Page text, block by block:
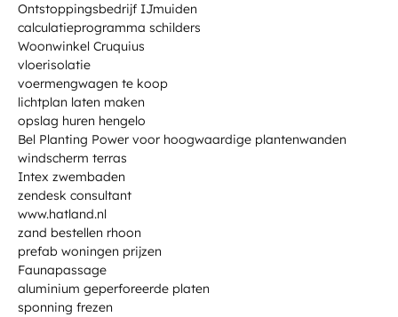
Ontstoppingsbedrijf IJmuiden
calculatieprogramma schilders
Woonwinkel Cruquius
vloerisolatie
voermengwagen te koop
lichtplan laten maken
opslag huren hengelo
Bel Planting Power voor hoogwaardige plantenwanden
windscherm terras
Intex zwembaden
zendesk consultant
www.hatland.nl
zand bestellen rhoon
prefab woningen prijzen
Faunapassage
aluminium geperforeerde platen
sponning frezen